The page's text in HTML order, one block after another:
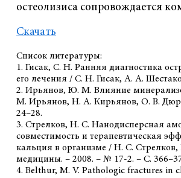
остеолизиса сопровождается
Скачать
Список литературы:
1. Гисак, С. Н. Ранняя диагностика
его лечения / С. Н. Гисак, А. А.
2. Ирьянов, Ю. М. Влияние
М. Ирьянов, Н. А. Кирьянов, О. В.
24–28.
3. Стрелков, Н. С. Нанодисперсная
совместимость и терапевтическая
кальция в организме / Н. С.
медицины. – 2008. – № 17-2. – С.
4. Belthur, M. V. Pathologic fractures in